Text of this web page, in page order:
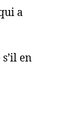
a
en